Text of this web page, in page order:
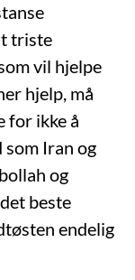
triste
vil hjelpe
hjelp, må
for ikke å
Iran og
og
beste
endelig